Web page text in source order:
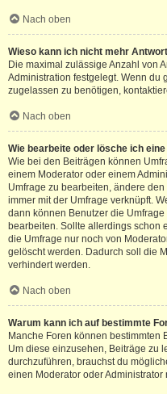
Nach oben
Wieso kann ich nicht mehr
Die maximal zulässige Anzahl von
Administration festgelegt. Wenn du
zugelassen zu benötigen,
Nach oben
Wie bearbeite oder lösche ich
Wie bei den Beiträgen können
einem Moderator oder einem
Umfrage zu bearbeiten, ändere
immer mit der Umfrage verknüpft.
dann können Benutzer die
bearbeiten. Sollte allerdings schon
die Umfrage nur noch von
gelöscht werden. Dadurch soll die
verhindert werden.
Nach oben
Warum kann ich auf bestimmte
Manche Foren können bestimmten
Um diese einzusehen, Beiträge zu
durchzuführen, brauchst du
einen Moderator oder